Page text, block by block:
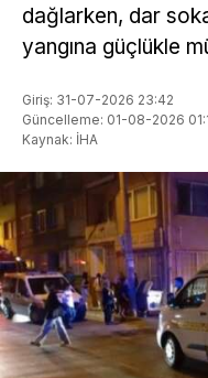
dağlarken, dar
yangına güçlükle
Giriş: 31-07-2026 23:42
Güncelleme: 01-08-2026
Kaynak: İHA